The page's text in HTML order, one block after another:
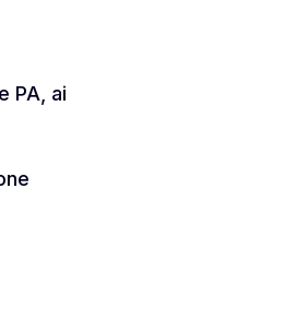
PA, ai